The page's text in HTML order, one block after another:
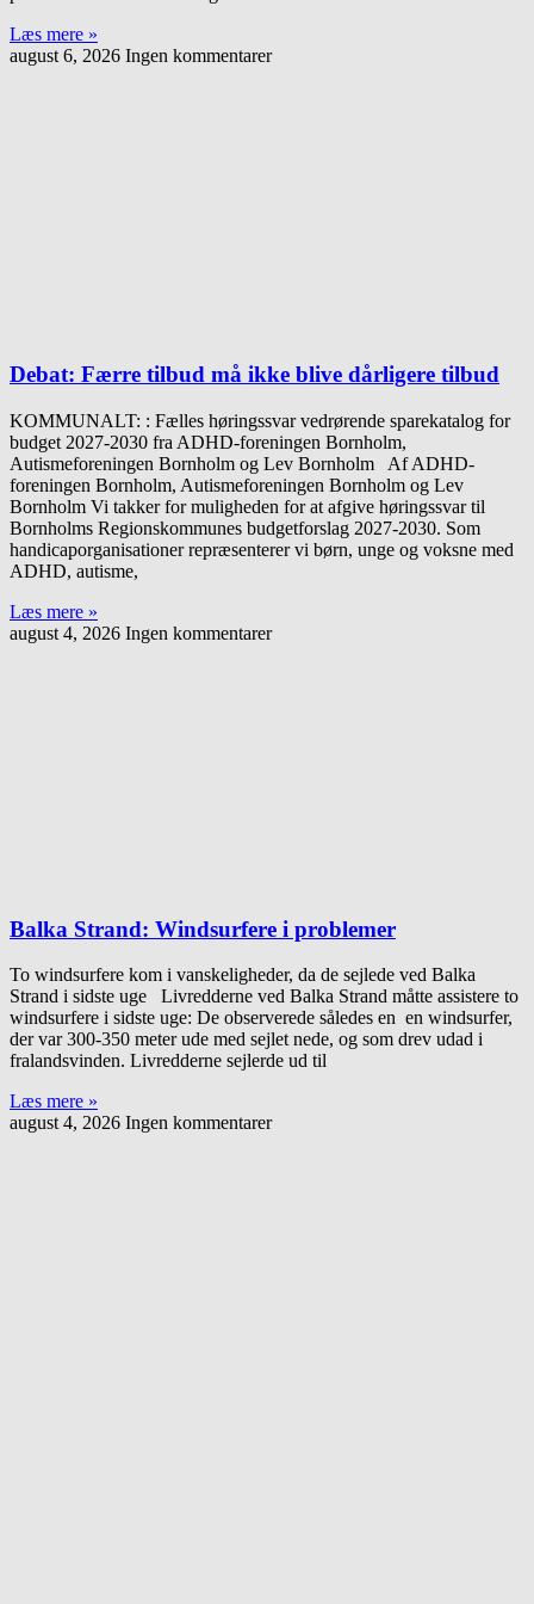
Læs mere »
august 6, 2026 Ingen kommentarer
Debat: Færre tilbud må ikke blive dårligere tilbud
KOMMUNALT: : Fælles høringssvar vedrørende sparekatalog for
budget 2027-2030 fra ADHD-foreningen Bornholm,
Autismeforeningen Bornholm og Lev Bornholm Af ADHD-
foreningen Bornholm, Autismeforeningen Bornholm og Lev
Bornholm Vi takker for muligheden for at afgive høringssvar til
Bornholms Regionskommunes budgetforslag 2027-2030. Som
handicaporganisationer repræsenterer vi børn, unge og voksne med
ADHD, autisme,
Læs mere »
august 4, 2026 Ingen kommentarer
Balka Strand: Windsurfere i problemer
To windsurfere kom i vanskeligheder, da de sejlede ved Balka
Strand i sidste uge Livredderne ved Balka Strand måtte assistere to
windsurfere i sidste uge: De observerede således en en windsurfer,
der var 300-350 meter ude med sejlet nede, og som drev udad i
fralandsvinden. Livredderne sejlerde ud til
Læs mere »
august 4, 2026 Ingen kommentarer